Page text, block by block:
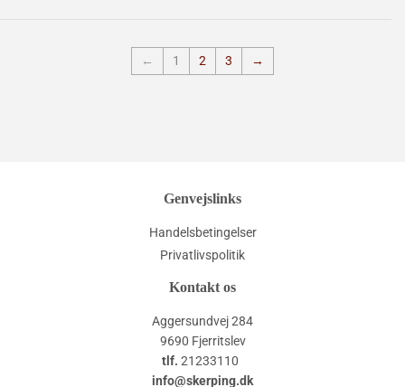
← 1 2 3 →
Genvejslinks
Handelsbetingelser
Privatlivspolitik
Kontakt os
Aggersundvej 284
9690 Fjerritslev
tlf. 21233110
info@skerping.dk